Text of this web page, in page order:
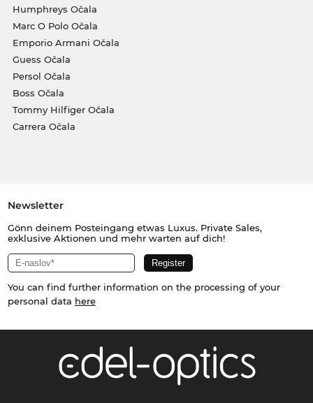
Humphreys Očala
Marc O Polo Očala
Emporio Armani Očala
Guess Očala
Persol Očala
Boss Očala
Tommy Hilfiger Očala
Carrera Očala
Newsletter
Gönn deinem Posteingang etwas Luxus. Private Sales,
exklusive Aktionen und mehr warten auf dich!
You can find further information on the processing of your
personal data here